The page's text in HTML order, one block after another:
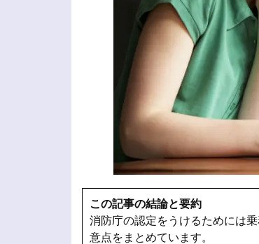
この記事の結論と要約
消防庁の認定をうけるためには
意点をまとめています。